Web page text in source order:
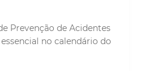
Prevenção de Acidentes
no calendário do